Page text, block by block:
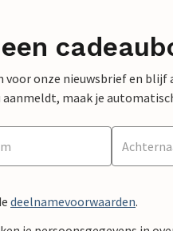
voor onze nieuwsbrief en blijf
aanmeldt, maak je
deelnamevoorwaarden.